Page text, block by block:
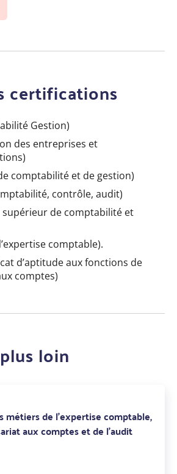
certifications
Gestion)
des entreprises et
comptabilité et de gestion)
contrôle, audit)
supérieur de comptabilité et
comptable).
d’aptitude aux fonctions de
comptes)
loin
métiers de l’expertise comptable,
aux comptes et de l’audit